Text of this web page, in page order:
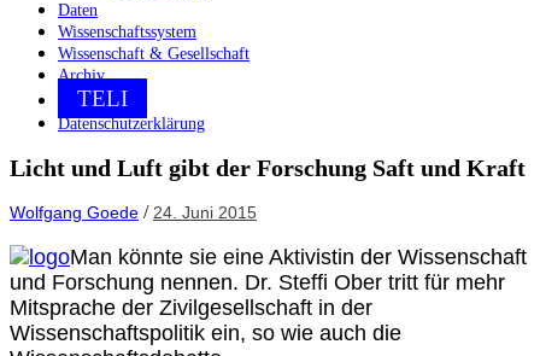
Daten
Wissenschaftssystem
Wissenschaft & Gesellschaft
Archiv
TELI
Datenschutzerklärung
Licht und Luft gibt der Forschung Saft und Kraft
Wolfgang Goede /24. Juni 2015
Man könnte sie eine Aktivistin der Wissenschaft
und Forschung nennen. Dr. Steffi Ober tritt für mehr
Mitsprache der Zivilgesellschaft in der
Wissenschaftspolitik ein, so wie auch die